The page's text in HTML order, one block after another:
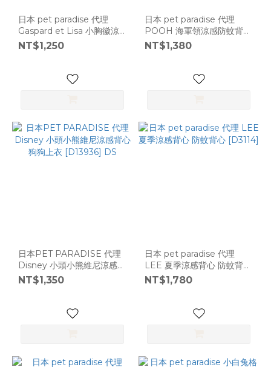
日本 pet paradise 代理
Gaspard et Lisa 小胸徽涼
感圓領衫[D3701]
NT$1,250
日本 pet paradise 代理
POOH 海軍領涼感防蚊背心
[D9200] 古典維尼 S
NT$1,380
日本PET PARADISE 代理
Disney 小頭小熊維尼涼感背
心 狗狗上衣 [D13936] DS
NT$1,350
日本 pet paradise 代理
LEE 夏季涼感背心 防蚊背心
[D3114]
NT$1,780